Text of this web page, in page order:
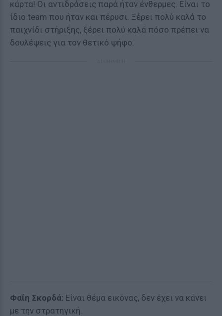
κάρτα! Οι αντιδράσεις παρά ήταν ένθερμες. Είναι το
ίδιο team που ήταν και πέρυσι. Ξέρει πολύ καλά το
παιχνίδι στήριξης, ξέρει πολύ καλά πόσο πρέπει να
δουλέψεις για τον θετικό ψήφο.
Φαίη Σκορδά: Είναι θέμα εικόνας, δεν έχει να κάνει
με την στρατηγική.